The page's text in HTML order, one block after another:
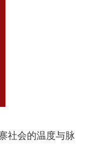
社会的温度与脉